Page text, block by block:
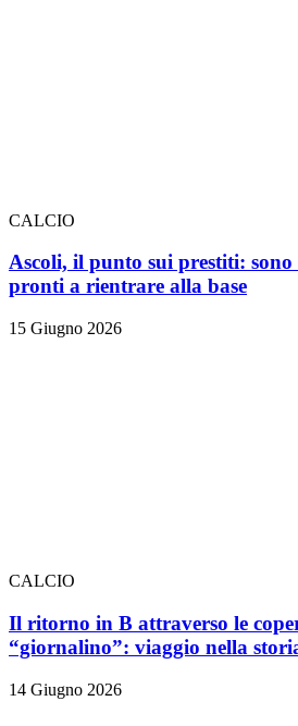
CALCIO
Ascoli, il punto sui prestiti:
pronti a rientrare alla base
15 Giugno 2026
CALCIO
Il ritorno in B attraverso le
“giornalino”: viaggio nella
14 Giugno 2026